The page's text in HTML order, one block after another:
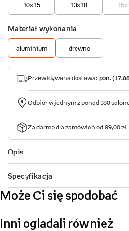
Może Ci się spodobać
Inni ogladali również